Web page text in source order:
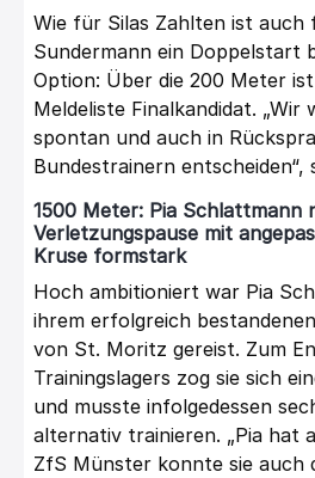
Wie für Silas Zahlten ist auch
Sundermann ein Doppelstart
Option: Über die 200 Meter
Meldeliste Finalkandidat. „Wir
spontan und auch in
Bundestrainern entscheiden“,
1500 Meter: Pia Schlattmann
Verletzungspause mit
Kruse formstark
Hoch ambitioniert war Pia
ihrem erfolgreich
von St. Moritz gereist. Zum
Trainingslagers zog sie sich
und musste infolgedessen
alternativ trainieren. „Pia hat
ZfS Münster konnte sie auch